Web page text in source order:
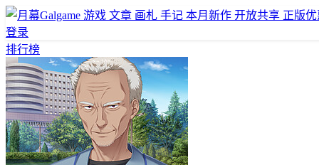
游戏 文章 画札 手记 本月新作 开放共享 正版
登录
排行榜